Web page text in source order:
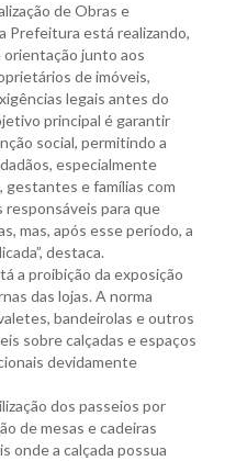
de Obras e
Prefeitura está realizando,
junto aos
de imóveis,
legais antes do
principal é garantir
social, permitindo a
especialmente
gestantes e famílias com
responsáveis para que
mas, após esse período, a
destaca.
a proibição da exposição
das lojas. A norma
bandeirolas e outros
sobre calçadas e espaços
devidamente
dos passeios por
de mesas e cadeiras
onde a calçada possua